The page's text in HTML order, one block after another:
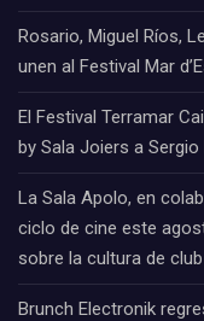
Rosario, Miguel Ríos,
unen al Festival Mar
El Festival Terramar
by Sala Joiers a Sergio
La Sala Apolo, en
ciclo de cine este
sobre la cultura de club
Brunch Electronik